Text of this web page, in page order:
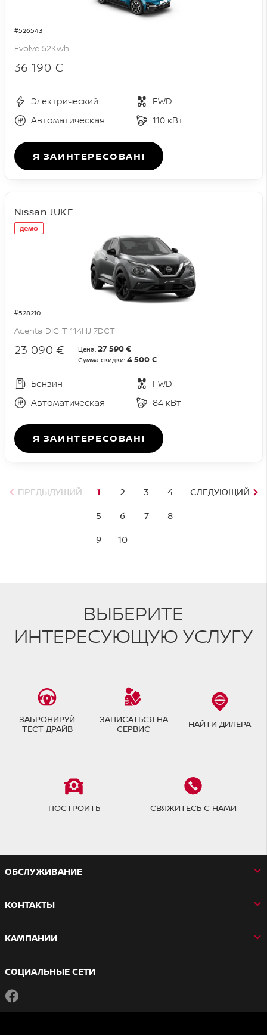
#526543
Evolve 52Kwh
36 190 €
Электрический
FWD
Автоматическая
110 кВт
Я ЗАИНТЕРЕСОВАН!
демо
#528210
Nissan JUKE
Acenta DIG-T 114HJ 7DCT
23 090 € Цена: 27 590 €
Сумма скидки: 4 500 €
Бензин
FWD
Автоматическая
84 кВт
Я ЗАИНТЕРЕСОВАН!
ПРЕДЫДУЩИЙ СЛЕДУЮЩИЙ
1 2 3
4
5
6 7
8
9
10
ВЫБЕРИТЕ
ИНТЕРЕСУЮЩУЮ УСЛУГУ
ЗАБРОНИРУЙ
ТЕСТ ДРАЙВ
ЗАПИСАТЬСЯ НА
СЕРВИС
НАЙТИ ДИЛЕРА
ПОСТРОИТЬ СВЯЖИТЕСЬ С НАМИ
OБСЛУЖИВАНИЕ
КОНТАКТЫ
КАМПАНИИ
СОЦИАЛЬНЫЕ СЕТИ